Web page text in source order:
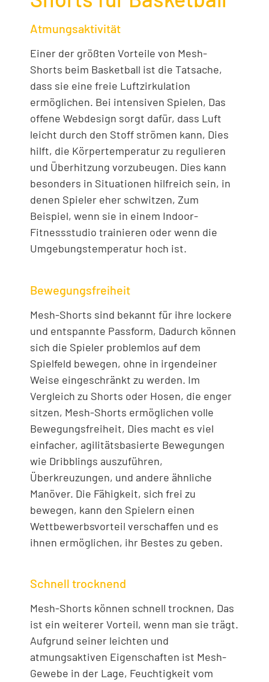
Atmungsaktivität
Einer der größten Vorteile von Mesh-
Shorts beim Basketball ist die Tatsache,
dass sie eine freie Luftzirkulation
ermöglichen. Bei intensiven Spielen, Das
offene Webdesign sorgt dafür, dass Luft
leicht durch den Stoff strömen kann, Dies
hilft, die Körpertemperatur zu regulieren
und Überhitzung vorzubeugen. Dies kann
besonders in Situationen hilfreich sein, in
denen Spieler eher schwitzen, Zum
Beispiel, wenn sie in einem Indoor-
Fitnessstudio trainieren oder wenn die
Umgebungstemperatur hoch ist.
Bewegungsfreiheit
Mesh-Shorts sind bekannt für ihre lockere
und entspannte Passform, Dadurch können
sich die Spieler problemlos auf dem
Spielfeld bewegen, ohne in irgendeiner
Weise eingeschränkt zu werden. Im
Vergleich zu Shorts oder Hosen, die enger
sitzen, Mesh-Shorts ermöglichen volle
Bewegungsfreiheit, Dies macht es viel
einfacher, agilitätsbasierte Bewegungen
wie Dribblings auszuführen,
Überkreuzungen, und andere ähnliche
Manöver. Die Fähigkeit, sich frei zu
bewegen, kann den Spielern einen
Wettbewerbsvorteil verschaffen und es
ihnen ermöglichen, ihr Bestes zu geben.
Schnell trocknend
Mesh-Shorts können schnell trocknen, Das
ist ein weiterer Vorteil, wenn man sie trägt.
Aufgrund seiner leichten und
atmungsaktiven Eigenschaften ist Mesh-
Gewebe in der Lage, Feuchtigkeit vom